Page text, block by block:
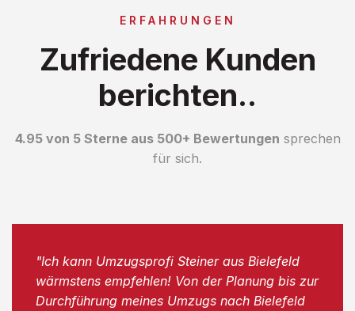
ERFAHRUNGEN
Zufriedene Kunden
berichten..
4.95 von 5 Sterne aus 500+ Bewertungen sprechen
für sich.
"Ich kann Umzugsprofi Steiner aus Bielefeld
wärmstens empfehlen! Von der Planung bis zur
Durchführung meines Umzugs nach Bielefeld